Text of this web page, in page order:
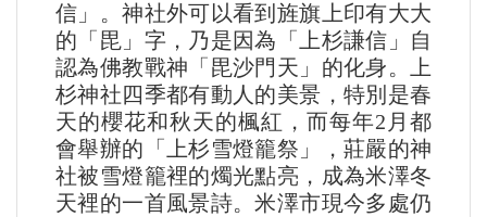
信」。神社外可以看到旌旗上印有大大
的「毘」字，乃是因為「上杉謙信」自
認為佛教戰神「毘沙門天」的化身。上
杉神社四季都有動人的美景，特別是春
天的櫻花和秋天的楓紅，而每年2月都
會舉辦的「上杉雪燈籠祭」，莊嚴的神
社被雪燈籠裡的燭光點亮，成為米澤冬
天裡的一首風景詩。米澤市現今多處仍